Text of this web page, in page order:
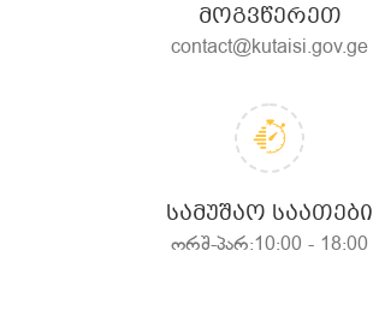
ᲛᲝᲒᲕᲬᲔᲠᲔᲗ
contact@kutaisi.gov.ge
ᲡᲐᲛᲣᲨᲐᲝ ᲡᲐᲐᲗᲔᲑᲘ
ორშ-პარ:10:00 - 18:00